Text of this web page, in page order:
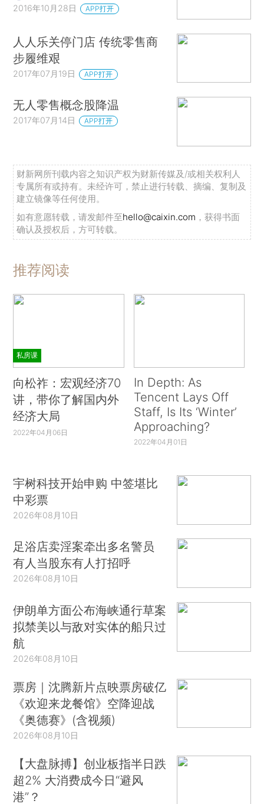
2016年10月28日 APP打开
人人乐关停门店 传统零售商
步履维艰
2017年07月19日 APP打开
无人零售概念股降温
2017年07月14日 APP打开
财新网所刊载内容之知识产权为财新传媒及/或相关权利人
专属所有或持有。未经许可，禁止进行转载、摘编、复制及
建立镜像等任何使用。
如有意愿转载，请发邮件至hello@caixin.com ，获得书面
确认及授权后，方可转载。
推荐阅读
私房课
向松祚：宏观经济70
讲，带你了解国内外
经济大局
2022年04月06日
In Depth: As
Tencent Lays Off
Staff, Is Its ‘Winter’
Approaching?
2022年04月01日
宇树科技开始申购 中签堪比
中彩票
2026年08月10日
足浴店卖淫案牵出多名警员
有人当股东有人打招呼
2026年08月10日
伊朗单方面公布海峡通行草案
拟禁美以与敌对实体的船只过
航
2026年08月10日
票房｜沈腾新片点映票房破亿
《欢迎来龙餐馆》空降迎战
《奥德赛》(含视频)
2026年08月10日
【大盘脉搏】创业板指半日跌
超2% 大消费成今日“避风
港”？